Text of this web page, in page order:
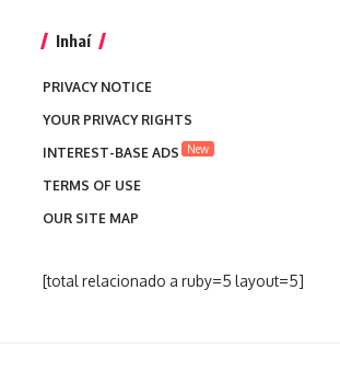
Inhaí
PRIVACY NOTICE
YOUR PRIVACY RIGHTS
INTEREST-BASE ADS
New
TERMS OF USE
OUR SITE MAP
[total relacionado a ruby=5 layout=5]